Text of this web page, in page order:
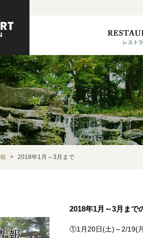
2018年1月～3月まで
2018年1月～3月まで
①1月20日(土)～2/19(